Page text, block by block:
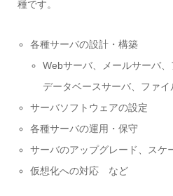
種です。
各種サーバの設計・構築
Webサーバ、メールサーバ、
データベースサーバ、ファ
サーバソフトウェアの設定
各種サーバの運用・保守
サーバのアップグレード、スケ
仮想化への対応 など